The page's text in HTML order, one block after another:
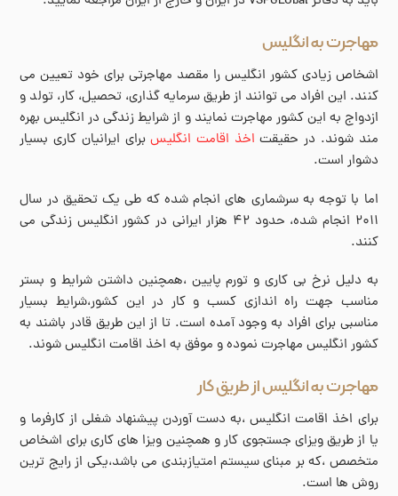
مهاجرت به انگلیس
اشخاص زیادی کشور انگلیس را مقصد مهاجرتی برای خود تعیین می
کنند. این افراد می توانند از طریق سرمایه گذاری، تحصیل، کار، تولد و
ازدواج به این کشور مهاجرت نمایند و از شرایط زندگی در انگلیس بهره
مند شوند. در حقیقت اخذ اقامت انگلیسبرای ایرانیان کاری بسیار
دشوار است.
اما با توجه به سرشماری های انجام شده که طی یک تحقیق در سال
۲۰۱۱ انجام شده، حدود ۴۲ هزار ایرانی در کشور انگلیس زندگی می
کنند.
به دلیل نرخ بی کاری و تورم پایین ،همچنین داشتن شرایط و بستر
مناسب جهت راه اندازی کسب و کار در این کشور،شرایط بسیار
مناسبی برای افراد به وجود آمده است. تا از این طریق قادر باشند به
کشور انگلیس مهاجرت نموده و موفق به اخذ اقامت انگلیس شوند.
مهاجرت به انگلیس از طریق کار
برای اخذ اقامت انگلیس ،به دست آوردن پیشنهاد شغلی از کارفرما و
یا از طریق ویزای جستجوی کار و همچنین ویزا های کاری برای اشخاص
متخصص ،که بر مبنای سیستم امتیازبندی می باشد،یکی از رایج ترین
روش ها است.